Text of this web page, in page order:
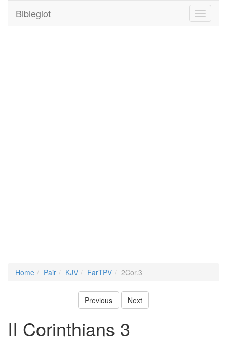
Toggle
Bibleglot
Home Pair KJV FarTPV 2Cor.3
Previous Next
II Corinthians 3